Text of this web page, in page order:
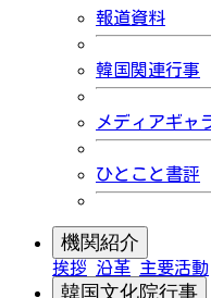
報道資料
韓国関連行事
メディアギャ
ひとこと書評
機関紹介
挨拶 沿革 主要活動
韓国文化院行事